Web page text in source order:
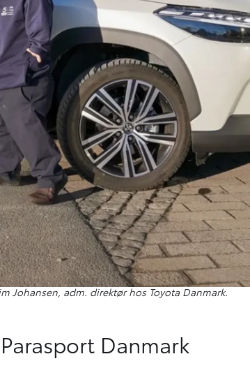
Johansen, adm. direktør hos Toyota Danmark.
Danmark